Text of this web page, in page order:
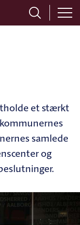
et stærkt
samlede
og